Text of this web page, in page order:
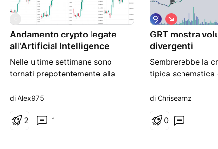
Andamento crypto legate
all'Artificial Intelligence
Nelle ultime settimane sono
tornati prepotentemente alla
relativi all'intelligenza artificiale.
una panoramica con
di Alex975
1
2
GRT mostra
divergenti
Sembrerebbe la
tipica schematica
sono divergenti,
andrei lontano
S
h
o
t
di Chrisearnz
0